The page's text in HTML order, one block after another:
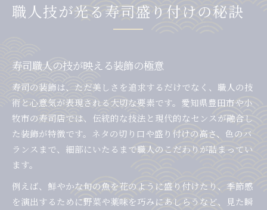
職人技が光る寿司盛り付けの秘訣
寿司職人の技が映える装飾の極意
寿司の装飾は、ただ美しさを追求するだけでなく、職人の技
術と心意気が表現される大切な要素です。愛知県豊田市や小
牧市の寿司店では、伝統的な技法と現代的なセンスが融合し
た装飾が特徴です。ネタの切り口や盛り付けの高さ、色のバ
ランスまで、細部にいたるまで職人のこだわりが詰まってい
ます。
例えば、鮮やかな旬の魚を花のように盛り付けたり、季節感
を演出するために野菜や薬味を巧みにあしらうなど、見た瞬